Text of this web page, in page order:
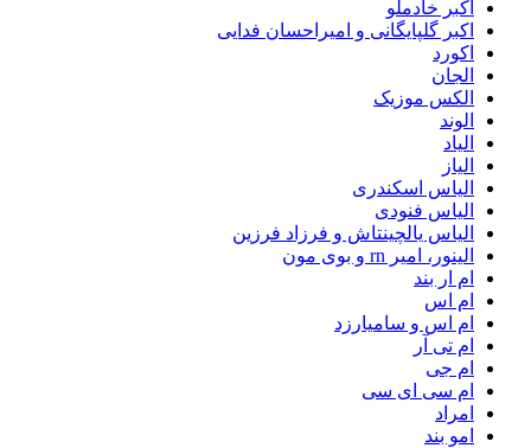
اکبر خادملو
اکبر گلپایگانی و امیراحسان فدایی
اکورد
الجان
الکس موزیک
الوند
الیاد
الیاز
الیاس اسکندری
الیاس فنودی
الیاس یالچینتاش و فرزاد فرزین
الینور، امیر rn و بوی مون
ام‌ ار بند
ام اس
ام اس و سامیارزد
ام تی آر
ام جی
ام سی ای سی
امراد
امو بند